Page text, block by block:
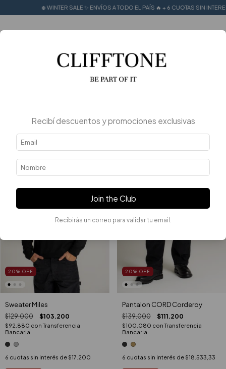
✨ ENVÍOS A TODO EL PAÍS 🔥 + 6 CUOTAS SIN INTERES ❄️ WINTER SALE ✨
20% OFF
Sweater Miles
$129.000 $103.200
$92.880 con Transferencia
Bancaria
6 cuotas sin interés de $17.200
20% OFF
Pantalon CORD Corderoy
$139.000 $111.200
$100.080 conTransferencia
Bancaria
6 cuotas sin interés de $18.533,33
Recibí descuentos y promociones exclusivas
Join the Club
Recibirás un correo para validar tu email.